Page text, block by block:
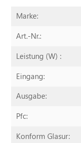
Marke:
Art.-Nr.:
Leistung (W) :
Eingang:
Ausgabe:
Pfc:
Konform Glasur: